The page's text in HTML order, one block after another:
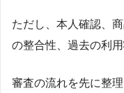
ただし、本人確認、
の整合性、過去の利
審査の流れを先に整理